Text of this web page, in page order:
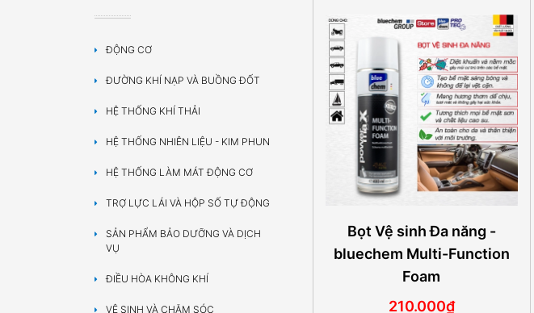
ĐỘNG CƠ
ĐƯỜNG KHÍ NẠP VÀ BUỒNG ĐỐT
HỆ THỐNG KHÍ THẢI
HỆ THỐNG NHIÊN LIỆU - KIM PHUN
HỆ THỐNG LÀM MÁT ĐỘNG CƠ
TRỢ LỰC LÁI VÀ HỘP SỐ TỰ ĐỘNG
SẢN PHẨM BẢO DƯỠNG VÀ DỊCH
VỤ
ĐIỀU HÒA KHÔNG KHÍ
VỆ SINH VÀ CHĂM SÓC
Bọt Vệ sinh Đa năng -
bluechem Multi-Function
Foam
210.000₫